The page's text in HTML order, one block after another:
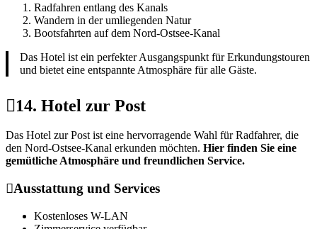
Radfahren entlang des Kanals
Wandern in der umliegenden Natur
Bootsfahrten auf dem Nord-Ostsee-Kanal
Das Hotel ist ein perfekter Ausgangspunkt für Erkundungstouren
und bietet eine entspannte Atmosphäre für alle Gäste.
14. Hotel zur Post
Das Hotel zur Post ist eine hervorragende Wahl für Radfahrer, die
den Nord-Ostsee-Kanal erkunden möchten. Hier finden Sie eine
gemütliche Atmosphäre und freundlichen Service.
Ausstattung und Services
Kostenloses W-LAN